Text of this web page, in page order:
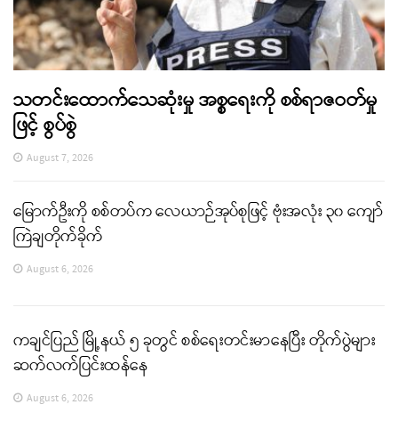
သတင်းထောက်သေဆုံးမှု အစ္စရေးကို စစ်ရာဇဝတ်မှု
ဖြင့် စွပ်စွဲ
August 7, 2026
မြောက်ဦးကို စစ်တပ်က လေယာဉ်အုပ်စုဖြင့် ဗုံးအလုံး ၃၀ ကျော်
ကြဲချတိုက်ခိုက်
August 6, 2026
ကချင်ပြည် မြို့နယ် ၅ ခုတွင် စစ်ရေးတင်းမာနေပြီး တိုက်ပွဲများ
ဆက်လက်ပြင်းထန်နေ
August 6, 2026